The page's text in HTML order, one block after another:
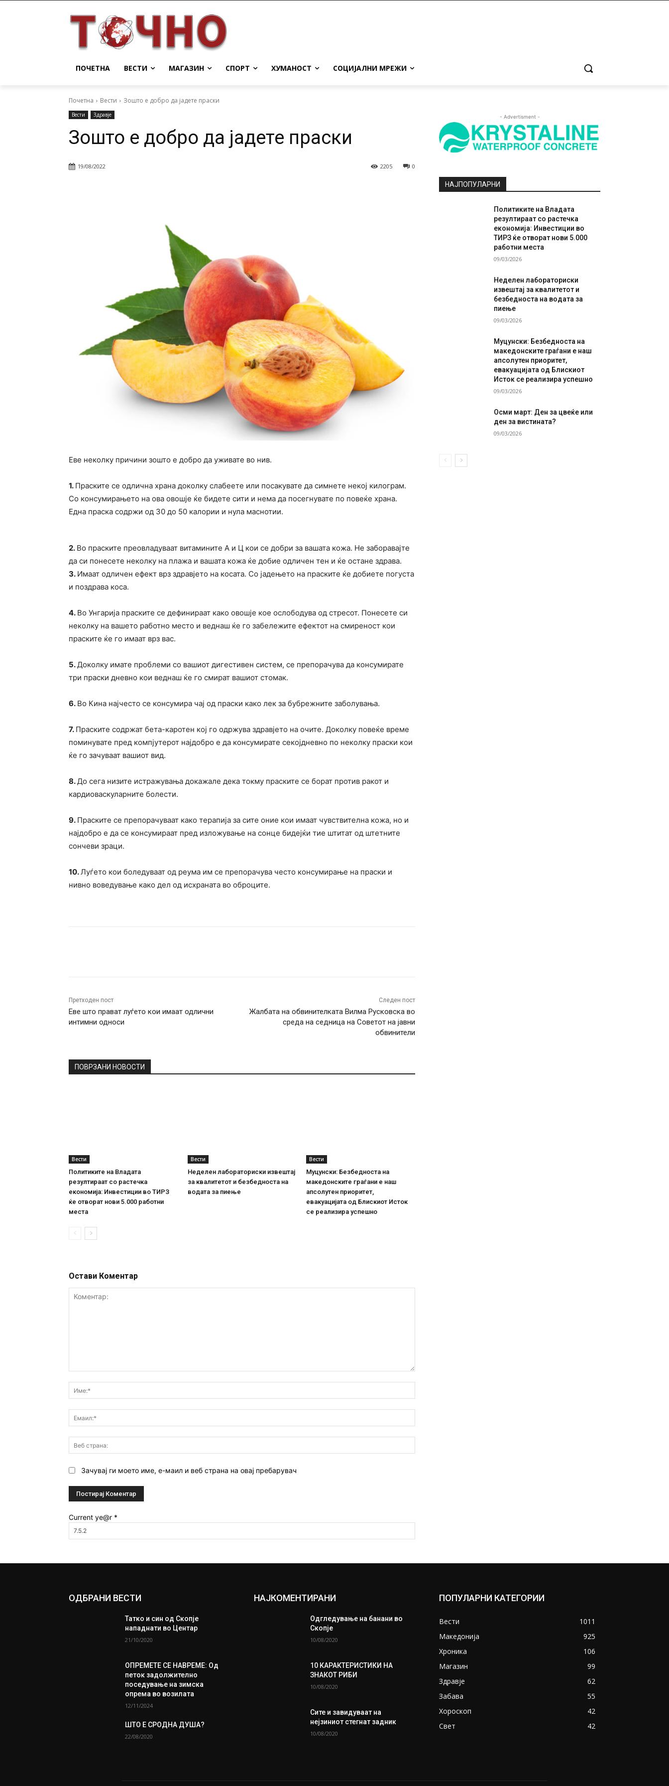
ПОЧЕТНА ВЕСТИ МАГАЗИН СПОРТ ХУМАНОСТ СОЦИЈАЛНИ МРЕЖИ
Почетна Вести Зошто е добро да јадете праски
Вести Здравје
Зошто е добро да јадете праски
19/08/2022 0
2205
Еве неколку причини зошто е добро да уживате во нив.
1. Праските се одлична храна доколку слабеете или посакувате да симнете некој килограм.
Со консумирањето на ова овошје ќе бидете сити и нема да посегнувате по повеќе храна.
Една праска содржи од 30 до 50 калории и нула маснотии.
2. Во праските преовладуваат витамините А и Ц кои се добри за вашата кожа. Не заборавајте
да си понесете неколку на плажа и вашата кожа ќе добие одличен тен и ќе остане здрава.
3. Имаат одличен ефект врз здравјето на косата. Со јадењето на праските ќе добиете погуста
и поздрава коса.
4. Во Унгарија праските се дефинираат како овошје кое ослободува од стресот. Понесете си
неколку на вашето работно место и веднаш ќе го забележите ефектот на смиреност кои
праските ќе го имаат врз вас.
5.Доколку имате проблеми со вашиот дигестивен систем, се препорачува да консумирате
три праски дневно кои веднаш ќе го смират вашиот стомак.
6. Во Кина најчесто се консумира чај од праски како лек за бубрежните заболувања.
7. Праските содржат бета-каротен кој го одржува здравјето на очите. Доколку повеќе време
поминувате пред компјутерот најдобро е да консумирате секојдневно по неколку праски кои
ќе го зачуваат вашиот вид.
8.До сега низите истражувања докажале дека токму праските се борат против ракот и
кардиоваскуларните болести.
9. Праските се препорачуваат како терапија за сите оние кои имаат чувствителна кожа, но и
најдобро е да се консумираат пред изложување на сонце бидејќи тие штитат од штетните
сончеви зраци.
10.Луѓето кои боледуваат од реума им се препорачува често консумирање на праски и
нивно воведување како дел од исхраната во оброците.
Претходен пост
Еве што прават луѓето кои имаат одлични
интимни односи
Следен пост
Жалбата на обвинителката Вилма Русковска во
среда на седница на Советот на јавни
обвинители
ПОВРЗАНИ НОВОСТИ
Вести
Политиките на Владата
резултираат со растечка
економија: Инвестиции во ТИРЗ
ќе отворат нови 5.000 работни
места
Вести
Неделен лабораториски извештај
за квалитетот и безбедноста на
водата за пиење
Вести
Муцунски: Безбедноста на
македонските граѓани е наш
апсолутен приоритет,
евакуацијата од Блискиот Исток
се реализира успешно
Остави Коментар
страна:
Зачувај ги моето име, е-маил и веб страна на овај пребарувач
Current ye@r *
- Advertisment -
НАЈПОПУЛАРНИ
Политиките на Владата
резултираат со растечка
економија: Инвестиции во
ТИРЗ ќе отворат нови 5.000
работни места
09/03/2026
Неделен лабораториски
извештај за квалитетот и
безбедноста на водата за
пиење
09/03/2026
Муцунски: Безбедноста на
македонските граѓани е наш
апсолутен приоритет,
евакуацијата од Блискиот
Исток се реализира успешно
09/03/2026
Осми март: Ден за цвеќе или
ден за вистината?
09/03/2026
ОДБРАНИ ВЕСТИ
Татко и син од Скопје
нападнати во Центар
21/10/2020
ОПРЕМЕТЕ СЕ НАВРЕМЕ: Од
петок задолжително
поседување на зимска
опрема во возилата
12/11/2024
ШТО Е СРОДНА ДУША?
22/08/2020
НАЈКОМЕНТИРАНИ
Одгледување на банани во
Скопје
10/08/2020
10 КАРАКТЕРИСТИКИ НА
ЗНАКОТ РИБИ
10/08/2020
Сите и завидуваат на
нејзиниот стегнат задник
10/08/2020
ПОПУЛАРНИ КАТЕГОРИИ
Вести
1011
Македонија
925
Хроника
106
Магазин
99
Здравје
62
Забава
55
Хороскоп
42
Свет
42